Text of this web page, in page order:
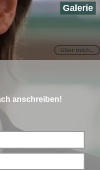
Galerie
Über mich...
anschreiben!